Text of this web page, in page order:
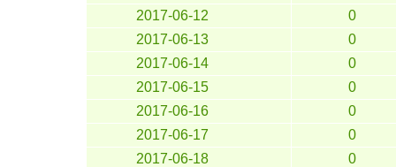
2017-06-12
0
2017-06-13
0
2017-06-14
0
2017-06-15
0
2017-06-16
0
2017-06-17
0
2017-06-18
0